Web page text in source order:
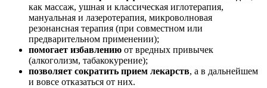
как массаж, ушная и классическая иглотерапия,
мануальная и лазеротерапия, микроволновая
резонансная терапия (при совместном или
предварительном применении);
помогает избавлению от вредных привычек
(алкоголизм, табакокурение);
позволяет сократить прием лекарств, а в дальнейшем
и вовсе отказаться от них.